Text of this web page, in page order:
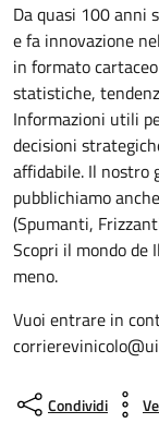
Da quasi 100 anni
e fa innovazione
in formato
statistiche,
Informazioni utili
decisioni
affidabile. Il nostro
pubblichiamo
(Spumanti,
Scopri il mondo de
meno.
Vuoi entrare in
Condividi